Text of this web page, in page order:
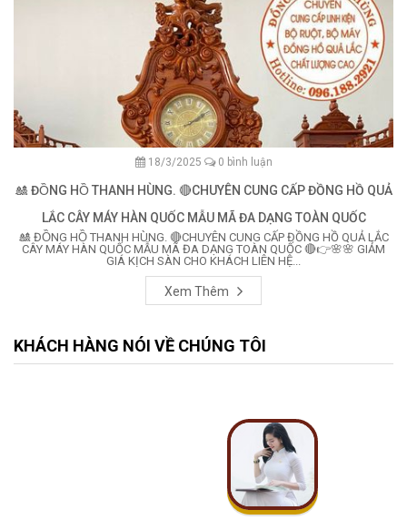
18/3/2025 0 bình luận
🎎 ĐỒNG HỒ THANH HÙNG. 🔴CHUYÊN CUNG CẤP ĐỒNG HỒ QUẢ
LẮC CÂY MÁY HÀN QUỐC MẪU MÃ ĐA DẠNG TOÀN QUỐC
🎎 ĐỒNG HỒ THANH HÙNG. 🔴CHUYÊN CUNG CẤP ĐỒNG HỒ QUẢ LẮC
CÂY MÁY HÀN QUỐC MẪU MÃ ĐA DẠNG TOÀN QUỐC 🔴👉🌸🌸 GIẢM
GIÁ KỊCH SÀN CHO KHÁCH LIÊN HỆ...
Xem Thêm
KHÁCH HÀNG NÓI VỀ CHÚNG TÔI